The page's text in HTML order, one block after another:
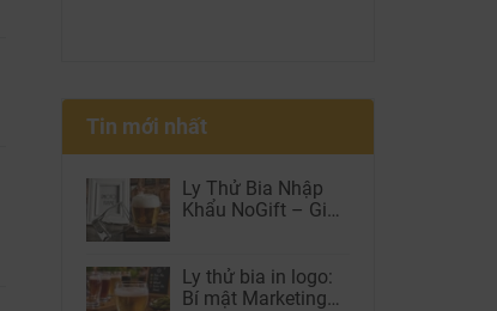
Tin mới nhất
Ly Thử Bia Nhập
Khẩu NoGift – Giải
Dùng
Ly thử bia in logo:
Bí mật Marketing